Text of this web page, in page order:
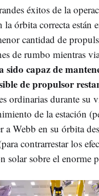
éxitos de la
la órbita correcta están
cantidad de
de rumbo mientras
sido capaz de
de propulsor
ordinarias durante su
de la estación
a Webb en su órbita
contrarrestar los
solar sobre el enorme